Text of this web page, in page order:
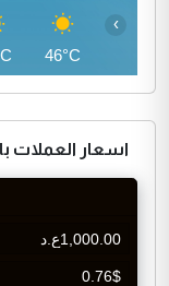
46°C
›
اسعار العملات